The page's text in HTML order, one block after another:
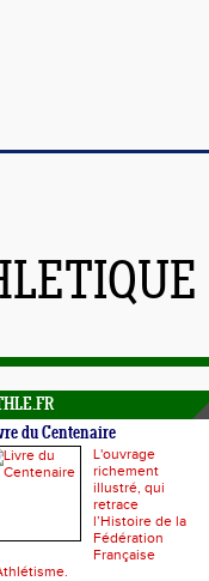
du Centenaire
L'ouvrage
richement
illustré, qui
retrace
l’Histoire de la
Fédération
Française